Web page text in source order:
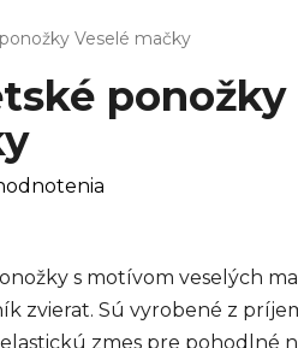
Veselé mačky
ponožky
s motívom veselých
zvierat. Sú vyrobené z
zmes pre pohodlné